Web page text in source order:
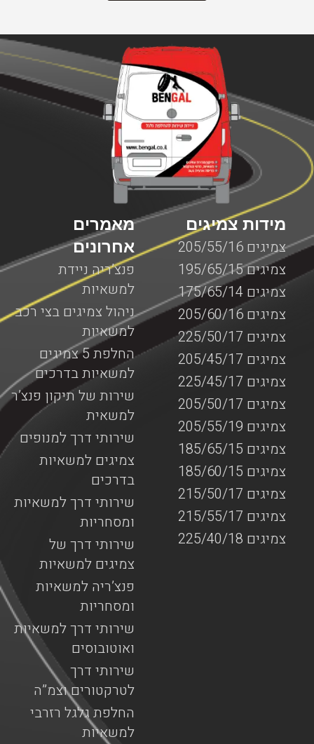
מאמרים
אחרונים
פנצ’ריה ניידת
למשאיות
ניהול צמיגים בצי רכב
למשאיות
החלפת 5 צמיגים
למשאיות בדרכים
שירות של תיקון פנצ’ר
למשאית
שירותי דרך למנופים
צמיגים למשאיות
בדרכים
שירותי דרך למשאיות
ומסחריות
שירותי דרך של
צמיגים למשאיות
פנצ’ריה למשאיות
ומסחריות
שירותי דרך למשאיות
ואוטובוסים
שירותי דרך
לטרקטורים וצמ”ה
החלפת גלגל רזרבי
למשאיות
מידות צמיגים
צמיגים 205/55/16
צמיגים 195/65/15
צמיגים 175/65/14
צמיגים 205/60/16
צמיגים 225/50/17
צמיגים 205/45/17
צמיגים 225/45/17
צמיגים 205/50/17
צמיגים 205/55/19
צמיגים 185/65/15
צמיגים 185/60/15
צמיגים 215/50/17
צמיגים 215/55/17
צמיגים 225/40/18